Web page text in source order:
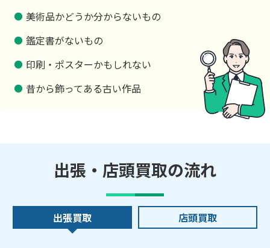
美術品かどうか分からないもの
鑑定書がないもの
印刷・ポスターかもしれない
昔から飾ってある古い作品
出張・店頭買取の流れ
出張買取 店頭買取